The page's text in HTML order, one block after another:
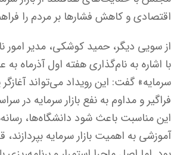
اقتصادی و کاهش فشارها بر مردم را
از سویی دیگر، حمید کوشکی، مدیر امور
با اشاره به نام‌گذاری هفته اول آذرماه به
سرمایه» گفت: این رویداد می‌تواند
فراگیر و مداوم به نفع بازار سرمایه در
این مناسبت باعث شود دانشگاه‌ها،
آموزشی به اهمیت بازار سرمایه بپردازند،